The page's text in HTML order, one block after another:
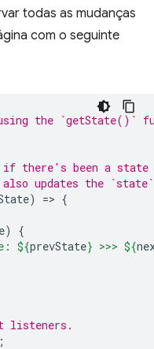
todas as mudanças
com o seguinte
the `getState()`
there's been a state
updates the `state`
) => {
)
{
${prevState} >>> ${
listeners.